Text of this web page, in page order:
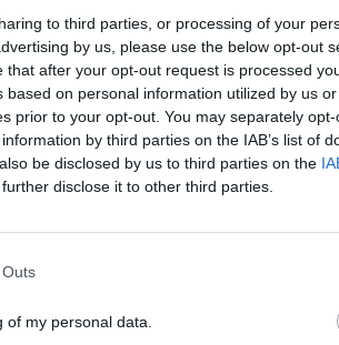
to third parties, or processing of your
by us, please use the below opt-out
after your opt-out request is processed
on personal information utilized by us
prior to your opt-out. You may separately
by third parties on the IAB’s list of
be disclosed by us to third parties on the
disclose it to other third parties.
my personal data.
δημιουργήσει τις αναγκαίες
στο Ναγκόρνο Καραμπάχ.
(ώρα Ελλάδας).
ο πρωθυπουργός της Αρμενίας
Πούτιν) υπέγραψαν
τέλος όλων των στρατιωτικών
μεσάνυχτα της 10ης
οι υπηρεσίες της ρωσικής